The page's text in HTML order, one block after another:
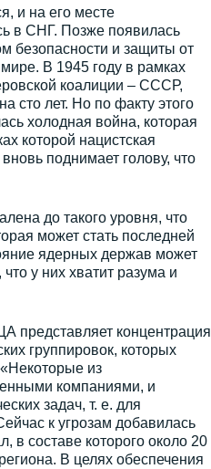
и на его месте
в СНГ. Позже появилась
безопасности и защиты от
В 1945 году в рамках
коалиции – СССР,
сто лет. Но по факту этого
холодная война, которая
которой нацистская
поднимает голову, что
до такого уровня, что
может стать последней
ядерных держав может
у них хватит разума и
представляет концентрация
группировок, которых
из
компаниями, и
задач, т. е. для
к угрозам добавилась
в составе которого около 20
В целях обеспечения